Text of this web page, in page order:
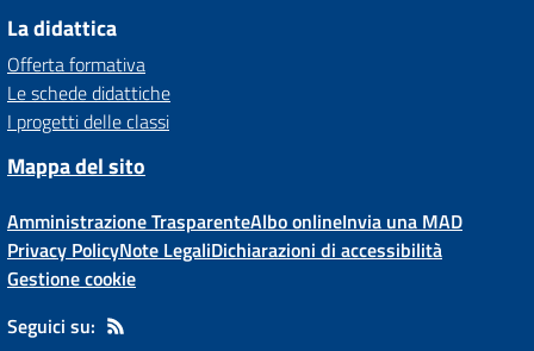
La didattica
Offerta formativa
Le schede didattiche
I progetti delle classi
Mappa del sito
Amministrazione TrasparenteAlbo onlineInvia una MAD
Privacy PolicyNote LegaliDichiarazioni di accessibilità
Gestione cookie
Seguici su: